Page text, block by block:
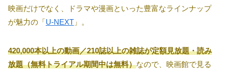
映画だけでなく、ドラマや漫画といった豊富なラインナップ
が魅力の「U-NEXT 」。
420,000本以上の動画／210誌以上の雑誌が定額見放題・読み
放題（無料トライアル期間中は無料）なので、映画館で見る